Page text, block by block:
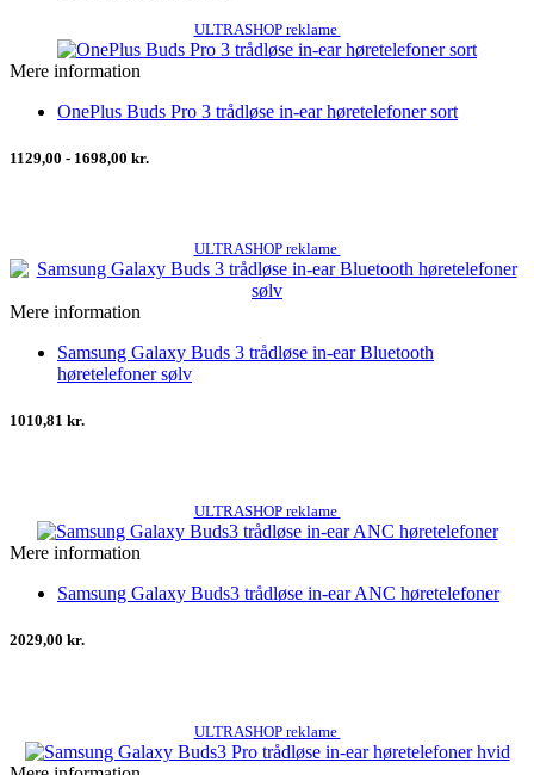
ULTRASHOP reklame
Mere information
OnePlus Buds Pro 3 trådløse in-ear høretelefoner sort
1129,00 - 1698,00 kr.
ULTRASHOP reklame
Mere information
Samsung Galaxy Buds 3 trådløse in-ear Bluetooth
høretelefoner sølv
1010,81 kr.
ULTRASHOP reklame
Mere information
Samsung Galaxy Buds3 trådløse in-ear ANC høretelefoner
2029,00 kr.
ULTRASHOP reklame